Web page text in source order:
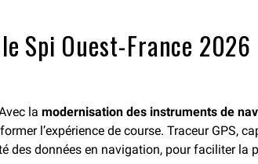
Spi Ouest-France 2026
la modernisation des instruments de
l’expérience de course. Traceur GPS,
des données en navigation, pour faciliter la